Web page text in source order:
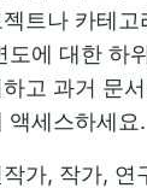
트나 카테
도에 대한 하
고 과거 문
액세스하세요.
가, 작가, 연